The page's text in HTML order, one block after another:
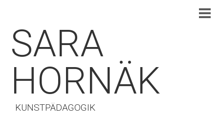
SARA
HORNÄK
KUNSTPÄDAGOGIK